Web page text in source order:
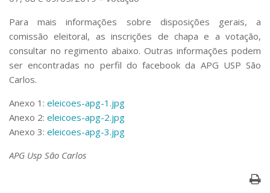
Projetos, Programas e Cursos
Artes, Cultura e Esportes
Museus e Espaços Interativos
Serviços
Bibliotecas
Apoio ao Estudante
RH, Administrativo e Financeiro
Outros serviços
Comunicação
Assessorias e Mídias
Para mais informações sobre disposições gerais, a
comissão eleitoral, as inscrições de chapa e a votação,
consultar no regimento abaixo. Outras informações podem
ser encontradas no perfil do facebook da APG USP São
Carlos.
Anexo 1: eleicoes-apg-1.jpg
Anexo 2: eleicoes-apg-2.jpg
Anexo 3: eleicoes-apg-3.jpg
APG Usp São Carlos